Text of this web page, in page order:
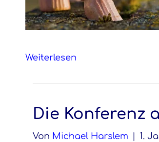
Weiterlesen
Die Konferenz
Von Michael Harslem 1.